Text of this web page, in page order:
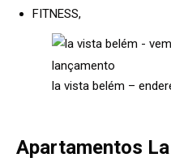
FITNESS,
la vista belém –
Apartamentos